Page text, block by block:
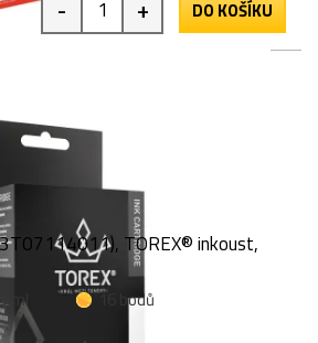
- + DO KOŠÍKU
TOREX® inkoust,
ml
16 bodů